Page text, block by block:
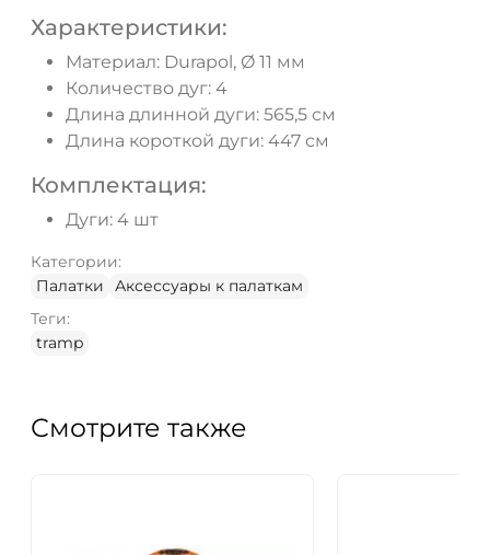
Характеристики:
Материал: Durapol, Ø 11 мм
Количество дуг: 4
Длина длинной дуги: 565,5 см
Длина короткой дуги: 447 см
Комплектация:
Дуги: 4 шт
Категории:
Палатки
Аксессуары к палаткам
Теги:
tramp
Смотрите также